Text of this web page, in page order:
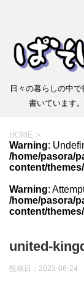
日々の暮らしの中
書いています
HOME >
Warning:
/home/pasora/
content/
Warning:
/home/pasora/
content/
united-
投稿日： 2023-06-24